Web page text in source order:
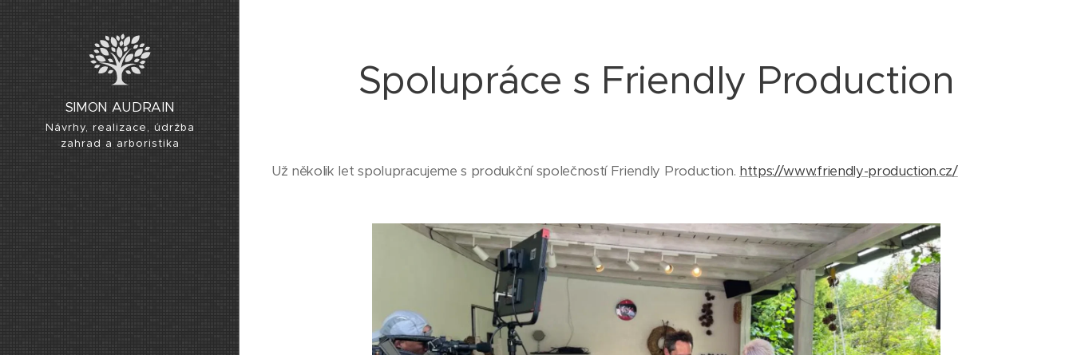
SIMON AUDRAIN
Návrhy, realizace, údržba
zahrad a arboristika
Spolupráce s Friendly Production
Už několik let spolupracujeme s produkční společností Friendly Production. https://www.friendly-production.cz/